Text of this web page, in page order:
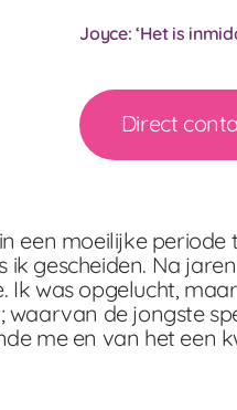
Joyce: ‘Het is
Direct
een moeilijke
gescheiden. Na
was opgelucht,
de jongste
me en van het een